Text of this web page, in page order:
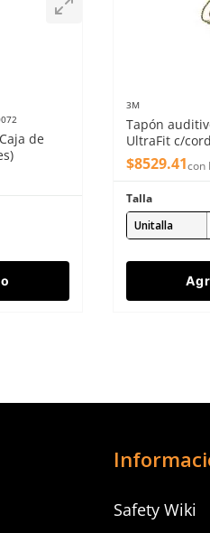
de
3M
Tapón
UltraFit c/
$8529.41con
Talla
Unitalla
Safety Wiki